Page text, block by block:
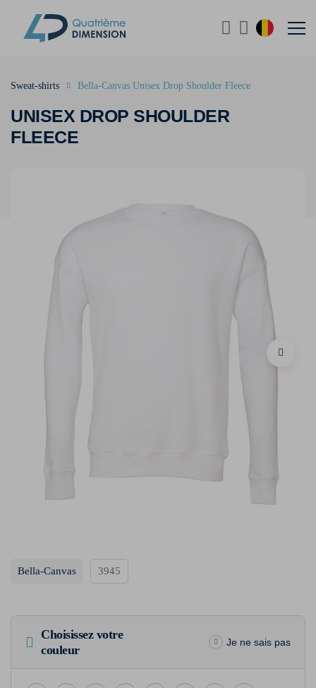
UNISEX DROP SHOULDER
FLEECE
Sweat-shirts Bella-Canvas Unisex Drop Shoulder Fleece
Bella-Canvas 3945
Choisissez votre
couleur
Je ne sais pas